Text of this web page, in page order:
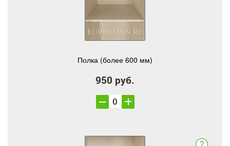
Полка (более 600 мм)
950 руб.